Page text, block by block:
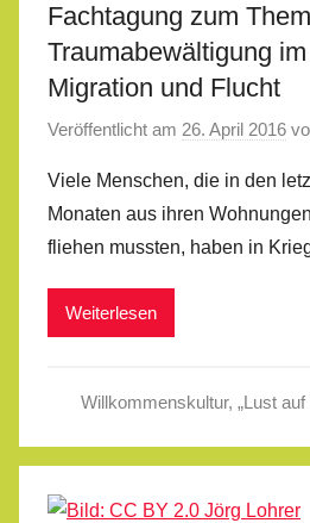
Fachtagung zum
Traumabewältigung
Migration und Flucht
Veröffentlicht am 26. April 2016
Viele Menschen, die in den
Monaten aus ihren
fliehen mussten, haben in
Weiterlesen
Willkommenskultur, „Lust auf